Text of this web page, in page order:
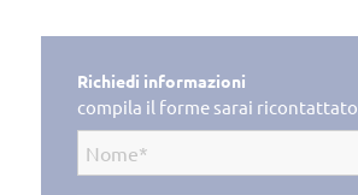
Richiedi informazioni
compila il forme sarai ricontattato
Nome
(Obbligatorio)